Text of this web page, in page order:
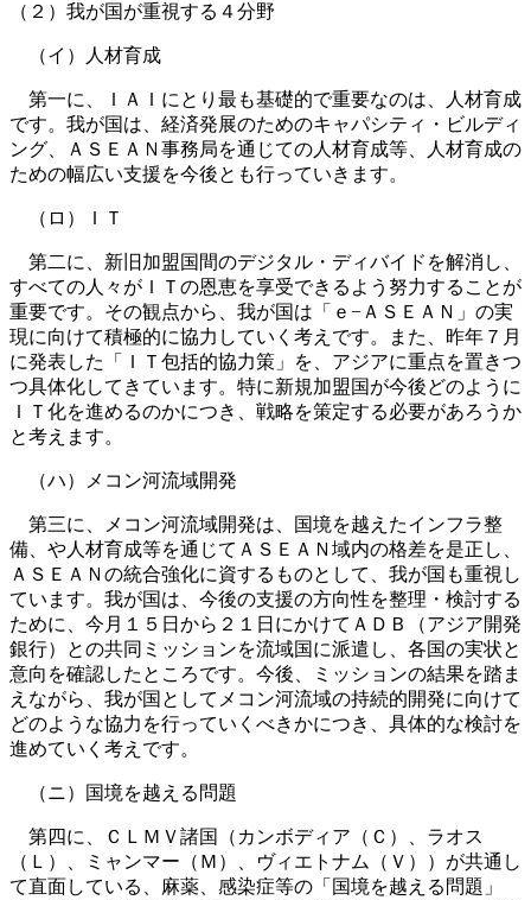
（２）我が国が重視する４分野
（イ）人材育成
第一に、ＩＡＩにとり最も基礎的で重要なのは、人材育成
です。我が国は、経済発展のためのキャパシティ・ビルディ
ング、ＡＳＥＡＮ事務局を通じての人材育成等、人材育成の
ための幅広い支援を今後とも行っていきます。
（ロ）ＩＴ
第二に、新旧加盟国間のデジタル・ディバイドを解消し、
すべての人々がＩＴの恩恵を享受できるよう努力することが
重要です。その観点から、我が国は「ｅ−ＡＳＥＡＮ」の実
現に向けて積極的に協力していく考えです。また、昨年７月
に発表した「ＩＴ包括的協力策」を、アジアに重点を置きつ
つ具体化してきています。特に新規加盟国が今後どのように
ＩＴ化を進めるのかにつき、戦略を策定する必要があろうか
と考えます。
（ハ）メコン河流域開発
第三に、メコン河流域開発は、国境を越えたインフラ整
備、や人材育成等を通じてＡＳＥＡＮ域内の格差を是正し、
ＡＳＥＡＮの統合強化に資するものとして、我が国も重視し
ています。我が国は、今後の支援の方向性を整理・検討する
ために、今月１５日から２１日にかけてＡＤＢ（アジア開発
銀行）との共同ミッションを流域国に派遣し、各国の実状と
意向を確認したところです。今後、ミッションの結果を踏ま
えながら、我が国としてメコン河流域の持続的開発に向けて
どのような協力を行っていくべきかにつき、具体的な検討を
進めていく考えです。
（ニ）国境を越える問題
第四に、ＣＬＭＶ諸国（カンボディア（Ｃ）、ラオス
（Ｌ）、ミャンマー（Ｍ）、ヴィエトナム（Ｖ））が共通し
て直面している、麻薬、感染症等の「国境を越える問題」